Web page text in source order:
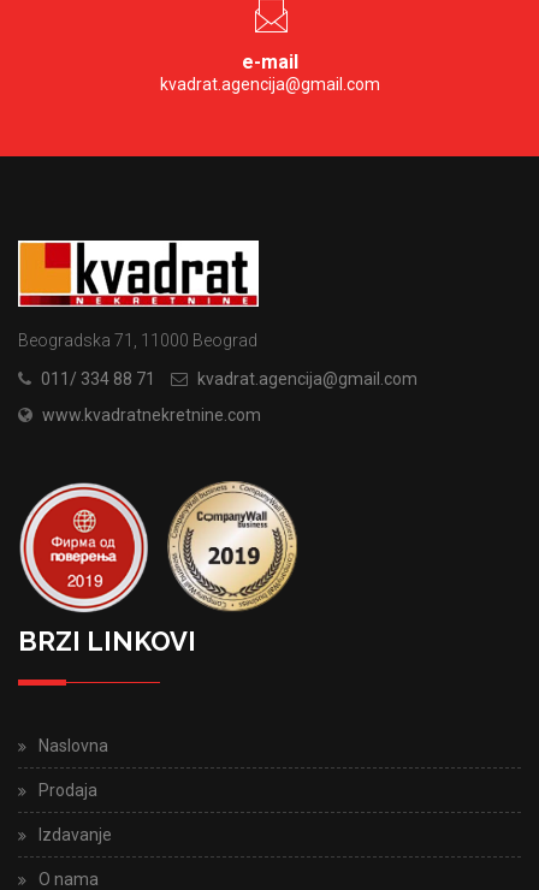
e-mail
kvadrat.agencija@gmail.com
Beogradska 71, 11000 Beograd
011/ 334 88 71
kvadrat.agencija@gmail.com
www.kvadratnekretnine.com
BRZI LINKOVI
Naslovna
Prodaja
Izdavanje
O nama